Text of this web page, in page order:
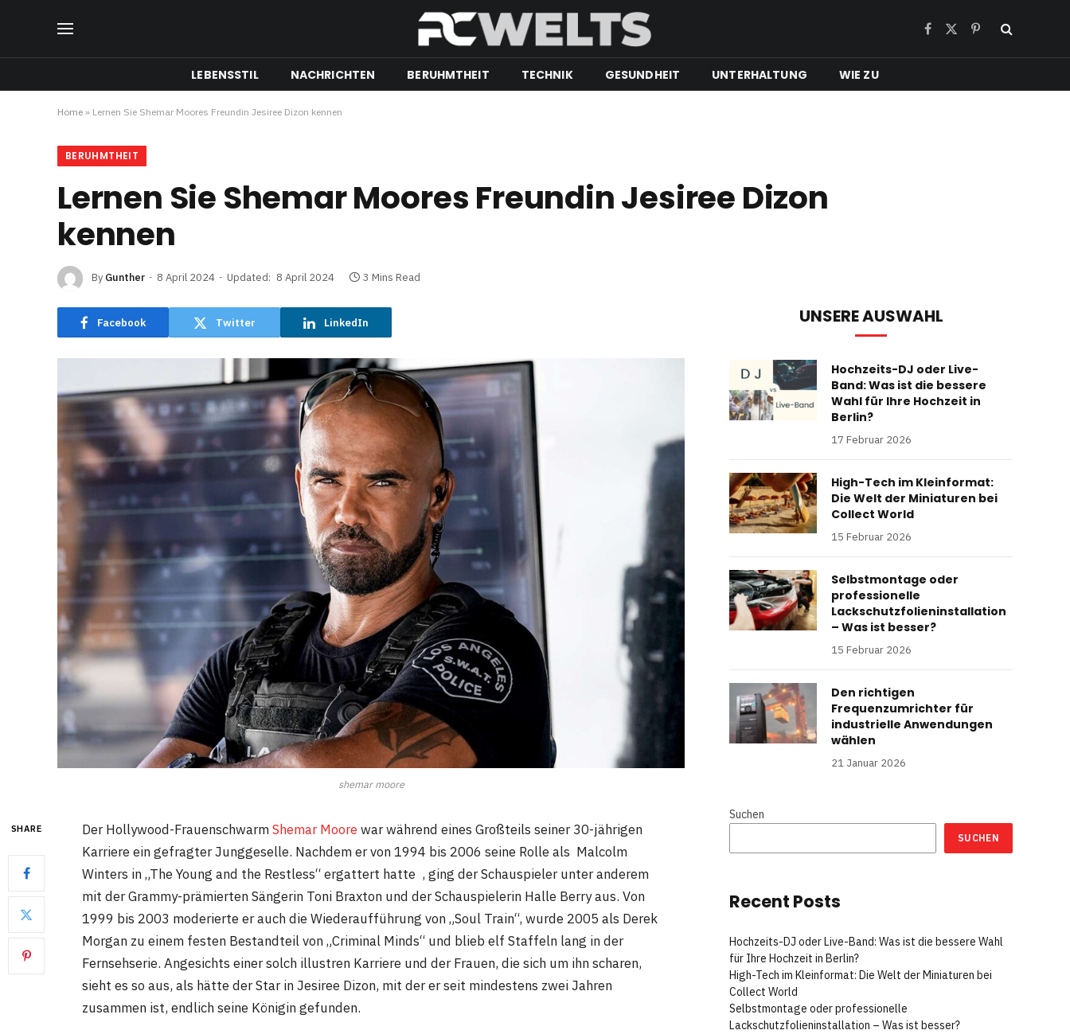
Facebook
X
Pinterest
LEBENSSTIL NACHRICHTEN BERUHMTHEIT TECHNIK GESUNDHEIT UNTERHALTUNG WIE ZU
Home » Lernen Sie Shemar Moores Freundin Jesiree Dizon kennen
BERUHMTHEIT
Lernen Sie Shemar Moores Freundin Jesiree Dizon
kennen
By Gunther 8 April 2024 Updated: 8 April 2024 3 Mins Read
Facebook Twitter LinkedIn
shemar moore
SHARE Der Hollywood-FrauenschwarmShemar Moore war während eines Großteils seiner 30-jährigen
Karriere ein gefragter Junggeselle. Nachdem er von 1994 bis 2006 seine Rolle als Malcolm
Winters in „The Young and the Restless“ ergattert hatte , ging der Schauspieler unter anderem
mit der Grammy-prämierten Sängerin Toni Braxton und der Schauspielerin Halle Berry aus. Von
1999 bis 2003 moderierte er auch die Wiederaufführung von „Soul Train“, wurde 2005 als Derek
Morgan zu einem festen Bestandteil von „Criminal Minds“ und blieb elf Staffeln lang in der
Fernsehserie. Angesichts einer solch illustren Karriere und der Frauen, die sich um ihn scharen,
sieht es so aus, als hätte der Star in Jesiree Dizon, mit der er seit mindestens zwei Jahren
zusammen ist, endlich seine Königin gefunden.
UNSERE AUSWAHL
Hochzeits-DJ oder Live-
Band: Was ist die bessere
Wahl für Ihre Hochzeit in
Berlin?
17 Februar 2026
High-Tech im Kleinformat:
Die Welt der Miniaturen bei
Collect World
15 Februar 2026
Selbstmontage oder
professionelle
Lackschutzfolieninstallation
– Was ist besser?
15 Februar 2026
Den richtigen
Frequenzumrichter für
industrielle Anwendungen
wählen
21 Januar 2026
Suchen
SUCHEN
Recent Posts
Hochzeits-DJ oder Live-Band: Was ist die bessere Wahl
für Ihre Hochzeit in Berlin?
High-Tech im Kleinformat: Die Welt der Miniaturen bei
Collect World
Selbstmontage oder professionelle
Lackschutzfolieninstallation – Was ist besser?